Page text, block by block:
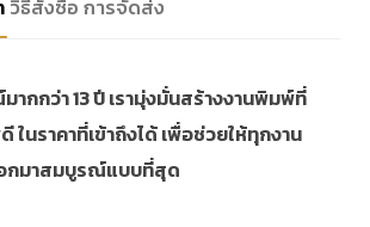
วิธีสั่งซื้อ การจัดส่ง
กกว่า 13 ปี เรามุ่งมั่นสร้างงานพิมพ์ที่
นราคาที่เข้าถึงได้ เพื่อช่วยให้ทุกงาน
มาสมบูรณ์แบบที่สุด